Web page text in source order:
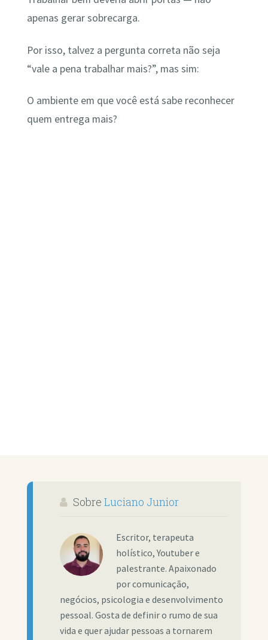
apenas gerar sobrecarga.
Por isso, talvez a pergunta correta não seja
“vale a pena trabalhar mais?”, mas sim:
O ambiente em que você está sabe reconhecer
quem entrega mais?
Sobre Luciano Junior
Escritor, terapeuta
holístico, Youtuber e
palestrante. Apaixonado
por comunicação,
negócios, psicologia e desenvolvimento
pessoal. Gosta de definir o rumo de sua
vida e quer ajudar pessoas a tornarem